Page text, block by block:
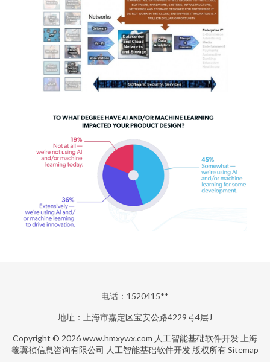
电话：1520415**
地址：上海市嘉定区宝安公路4229号4层J
Copyright © 2026www.hmxywx.com 人工智能基础软件开发 上海
羲冀祯信息咨询有限公司 人工智能基础软件开发 版权所有Sitemap